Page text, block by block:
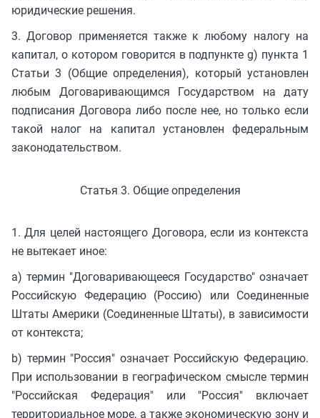
юридические решения.
3. Договор применяется также к любому налогу на
капитал, о котором говорится в подпункте g) пункта 1
Статьи 3 (Общие определения), который установлен
любым Договаривающимся Государством на дату
подписания Договора либо после нее, но только если
такой налог на капитал установлен федеральным
законодательством.
Статья 3. Общие определения
1. Для целей настоящего Договора, если из контекста
не вытекает иное:
a) термин "Договаривающееся Государство" означает
Российскую Федерацию (Россию) или Соединенные
Штаты Америки (Соединенные Штаты), в зависимости
от контекста;
b) термин "Россия" означает Российскую Федерацию.
При использовании в географическом смысле термин
"Российская Федерация" или "Россия" включает
территориальное море, а также экономическую зону и